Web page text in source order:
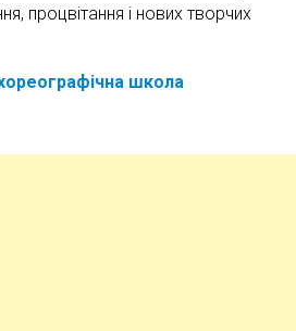
процвітання і нових творчих
школа